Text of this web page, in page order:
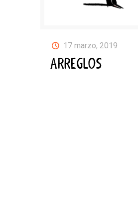
17 marzo, 2019
ARREGLOS